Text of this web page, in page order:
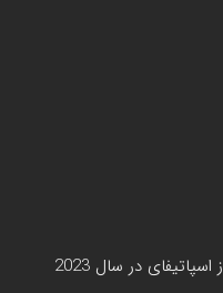
در سال 2023